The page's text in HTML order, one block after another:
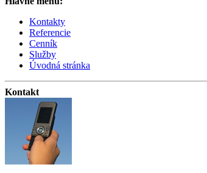
Kontakty
Referencie
Cenník
Služby
Úvodná stránka
Kontakt